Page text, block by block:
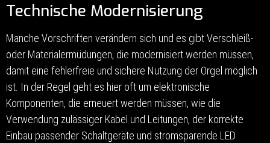
Technische Modernisierung
Manche Vorschriften verändern sich und es gibt Verschleiß-
oder Materialermüdungen, die modernisiert werden müssen,
damit eine fehlerfreie und sichere Nutzung der Orgel möglich
ist. In der Regel geht es hier oft um elektronische
Komponenten, die erneuert werden müssen, wie die
Verwendung zulässiger Kabel und Leitungen, der korrekte
Einbau passender Schaltgeräte und stromsparende LED